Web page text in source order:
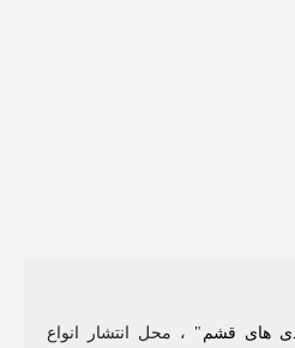
های قشم " ، محل انتشار انواع